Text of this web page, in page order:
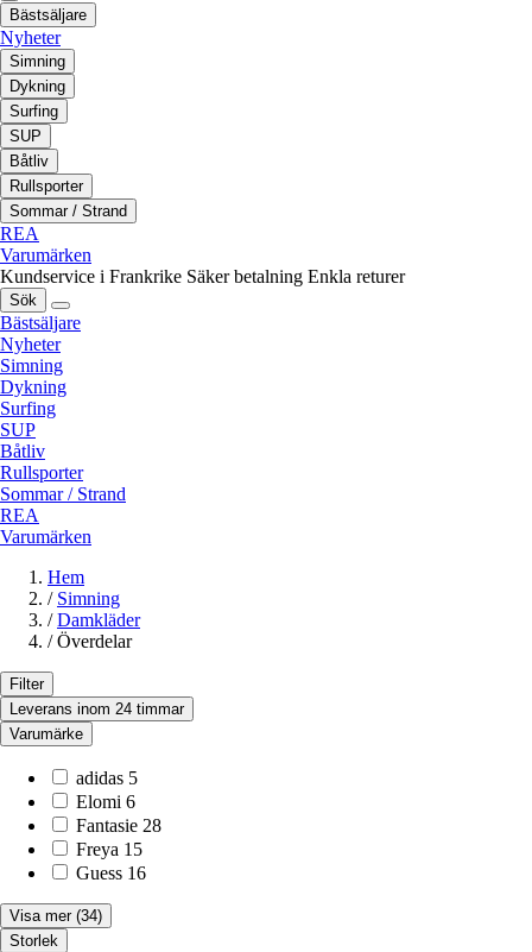
Bästsäljare
Nyheter
Simning
Dykning
Surfing
SUP
Båtliv
Rullsporter
Sommar / Strand
REA
Varumärken
Kundservice i Frankrike Säker betalning Enkla returer
Sök
Bästsäljare
Nyheter
Simning
Dykning
Surfing
SUP
Båtliv
Rullsporter
Sommar / Strand
REA
Varumärken
Hem
/ Simning
/ Damkläder
/ Överdelar
Filter
Leverans inom 24 timmar
Varumärke
adidas 5
Elomi 6
Fantasie 28
Freya 15
Guess 16
Visa mer (34)
Storlek